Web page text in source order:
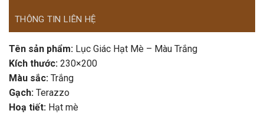
THÔNG TIN LIÊN HỆ
Tên sản phẩm: Lục Giác Hạt Mè – Màu Trắng
Kích thước: 230×200
Màu sắc: Trắng
Gạch: Terazzo
Hoạ tiết: Hạt mè